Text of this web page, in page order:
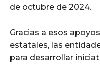
de octubre de 2024.
Gracias a esos
estatales, las
para desarrollar